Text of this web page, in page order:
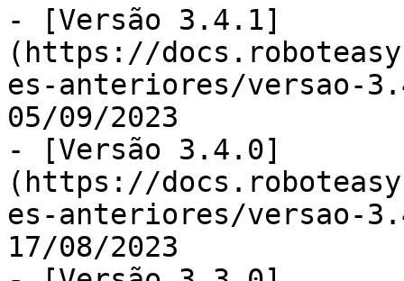
- [Versão 3.4.1]
(https://
es-anteriores/versao-
05/09/2023
- [Versão 3.4.0]
(https://
es-anteriores/versao-
17/08/2023